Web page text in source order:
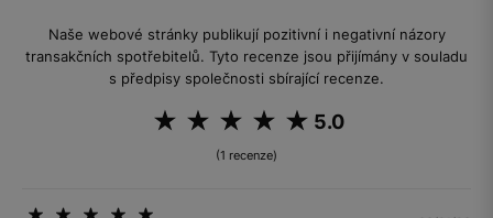
Naše webové stránky publikují pozitivní i negativní názory
transakčních spotřebitelů. Tyto recenze jsou přijímány v souladu
s předpisy společnosti sbírající recenze.
5.0
(1 recenze)